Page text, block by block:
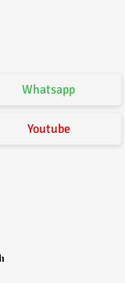
Whatsapp
Youtube